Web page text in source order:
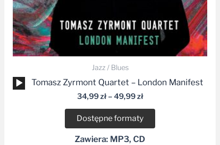
Jazz / Blues
Odtwarzacz
plików
dźwiękowych
Tomasz Zyrmont Quartet – London Manifest
34,99zł– 49,99zł
Dostępne formaty
Zawiera: MP3, CD